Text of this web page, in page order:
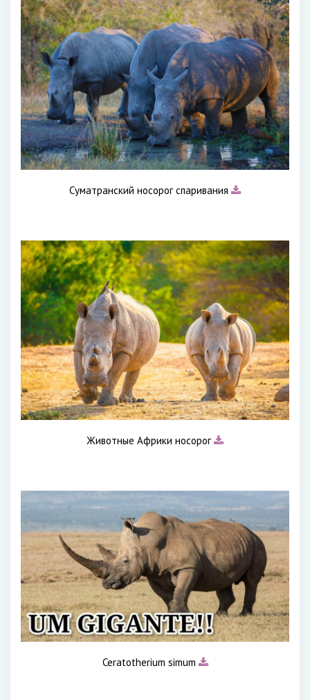
Суматранский носорог спаривания
Животные Африки носорог
Ceratotherium simum